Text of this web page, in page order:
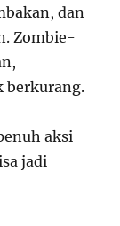
dan
Zombie-
berkurang.
aksi
jadi